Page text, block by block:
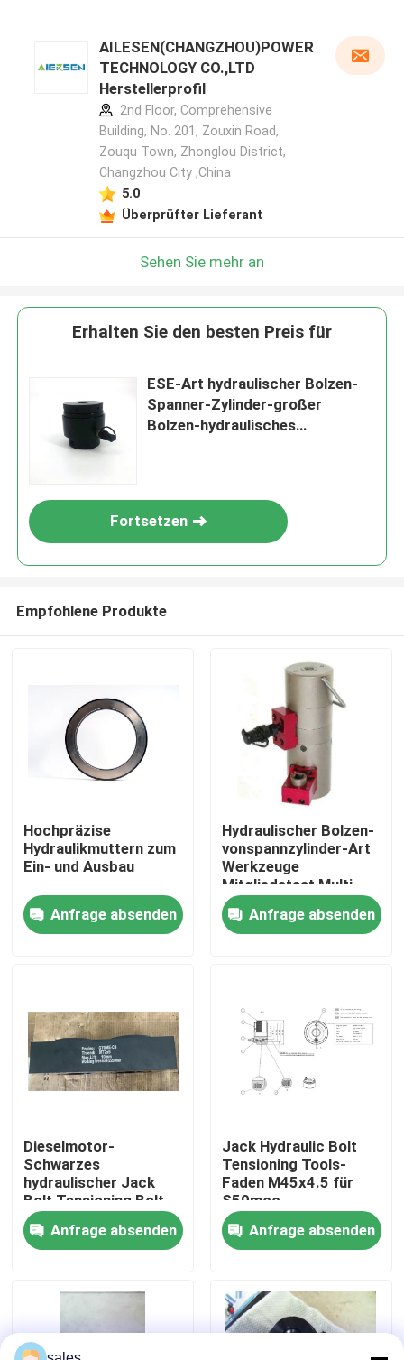
Zu Hause
Produkte
Über uns
Werksbesichtigung
Neuigkeiten
Bitte um ein Angebot
Hydraulische Hochdruckpumpe
Hydraulische Druckluftpumpe
AILESEN(CHANGZHOU)POWER
TECHNOLOGY CO.,LTD
Herstellerprofil
2nd Floor, Comprehensive
Building, No. 201, Zouxin Road,
Zouqu Town, Zhonglou District,
Changzhou City ,China
5.0
Überprüfter Lieferant
Sehen Sie mehr an
Erhalten Sie den besten Preis für
ESE-Art hydraulischer Bolzen-
Spanner-Zylinder-großer
Bolzen-hydraulisches
Fortsetzen
Empfohlene Produkte
Hochpräzise
Hydraulikmuttern zum
Ein- und Ausbau
Anfrage absenden
Hydraulischer Bolzen-
vonspannzylinder-Art
Werkzeuge
Mitgliedstaat Multi
Staged 1500Bar 322
KN Anfrage absenden
Dieselmotor-
Schwarzes
hydraulischer Jack
Bolt Tensioning Bolt
Stretcher
Anfrage absenden
Jack Hydraulic Bolt
Tensioning Tools-
Faden M45x4.5 für
S50mcc-
Zylinderdeckel
Anfrage absenden